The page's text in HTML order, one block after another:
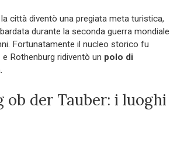
città diventò una pregiata meta turistica,
durante la seconda guerra mondiale
Fortunatamente il nucleo storico fu
Rothenburg ridiventò un polo di
.
ob der Tauber: i luoghi